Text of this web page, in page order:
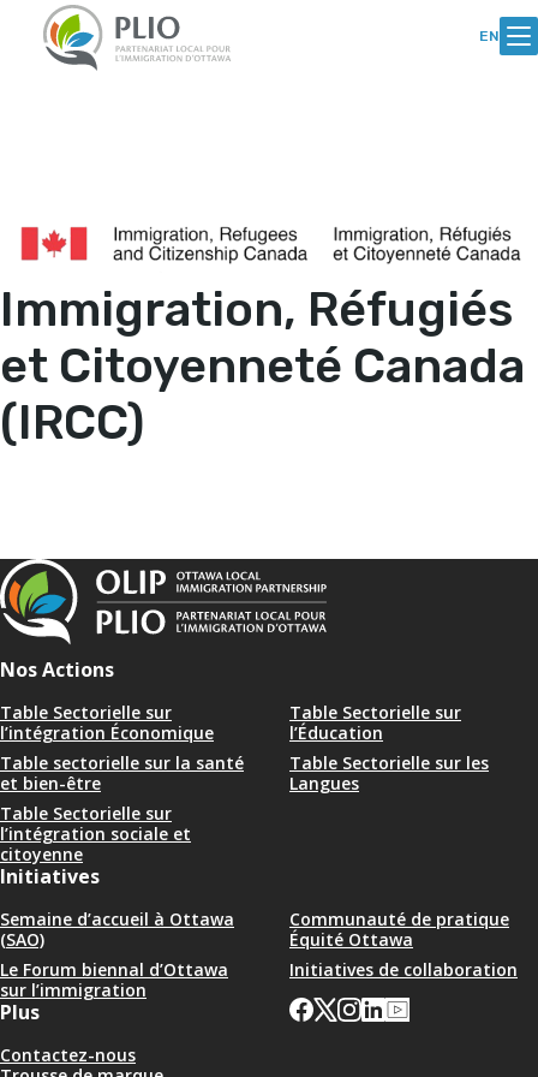
Content
contenu
EN
Immigration, Réfugiés
et Citoyenneté Canada
(IRCC)
Nos Actions
Table Sectorielle sur
l’intégration Économique
Table Sectorielle sur
l’Éducation
Table sectorielle sur la santé
et bien-être
Table Sectorielle sur les
Langues
Table Sectorielle sur
l’intégration sociale et
citoyenne
Initiatives
Semaine d’accueil à Ottawa
(SAO)
Communauté de pratique
Équité Ottawa
Le Forum biennal d’Ottawa
sur l’immigration
Initiatives de collaboration
Plus
Contactez-nous